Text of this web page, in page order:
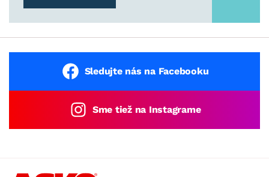
Sledujte nás na Facebooku
Sme tiež na Instagrame